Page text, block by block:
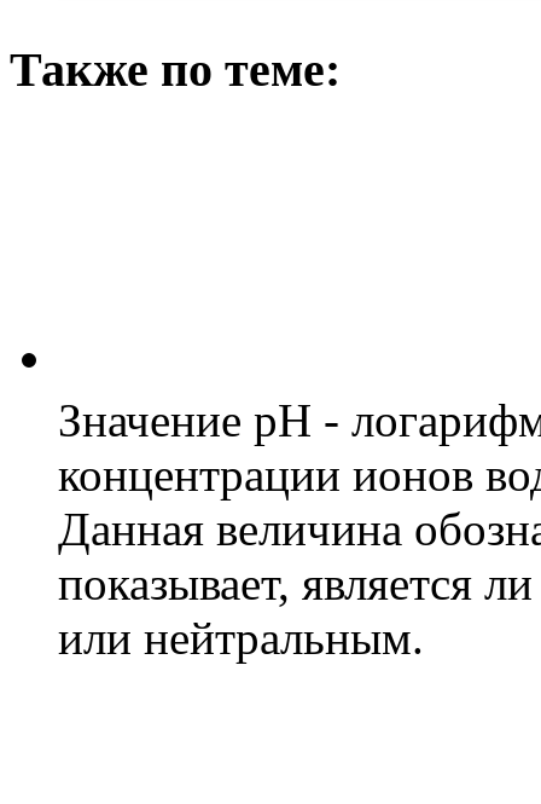
Также по теме:
Значение pH -
концентрации ионов
Данная величина
показывает, является
или нейтральным.